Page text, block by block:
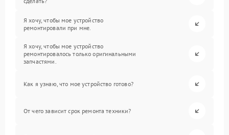
Я хочу, чтобы мое устройство
ремонтировали при мне.
Я хочу, чтобы мое устройство
ремонтировалось только оригинальными
запчастями.
Как я узнаю, что мое устройство готово?
От чего зависит срок ремонта техники?